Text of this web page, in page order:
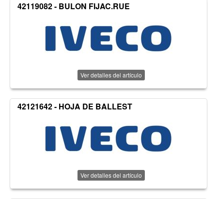
42119082 - BULON FIJAC.RUE
Ver detalles del artículo
42121642 - HOJA DE BALLEST
Ver detalles del artículo